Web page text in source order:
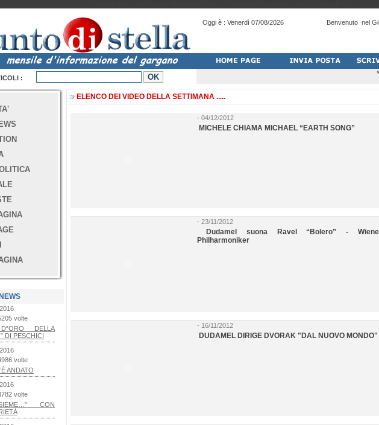
Oggi è : Venerdì 07/08/2026 Benvenuto nel
:
ELENCO DEI VIDEO DELLA SETTIMANA .....
- 04/12/2012
MICHELE CHIAMA MICHAEL “EARTH SONG”
- 23/11/2012
Dudamel suona Ravel “Bolero” -
Philharmoniker
- 16/11/2012
DUDAMEL DIRIGE DVORAK "DAL NUOVO MONDO"